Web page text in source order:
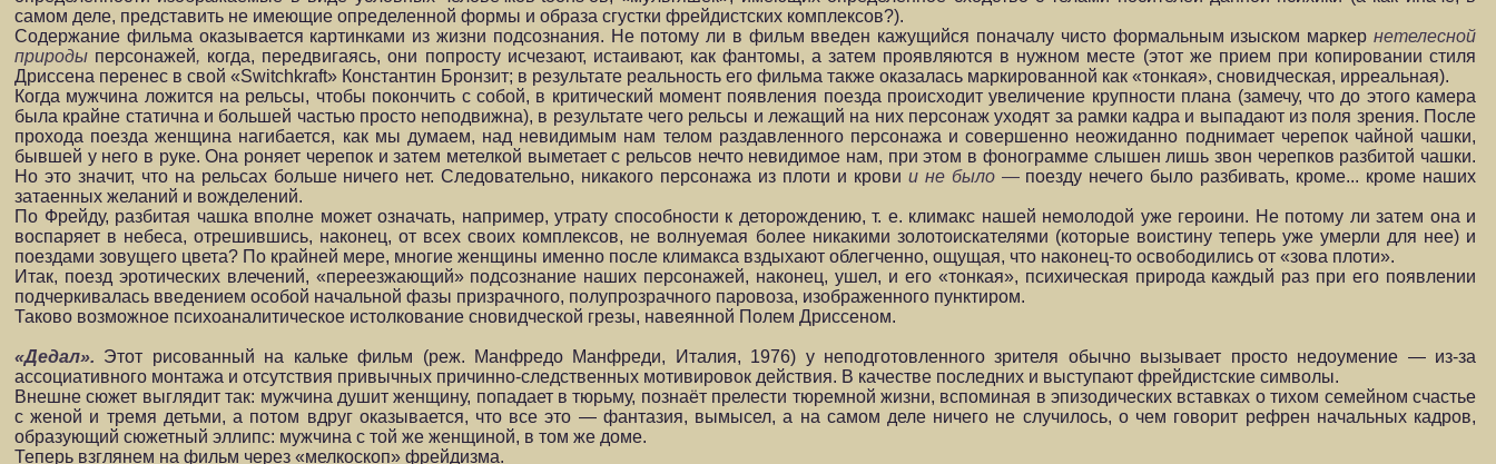
самом деле, представить не имеющие определенной формы и образа сгустки фрейдистских комплексов?).
Содержание фильма оказывается картинками из жизни подсознания. Не потому ли в фильм введен кажущийся поначалу чисто формальным изыском маркер нетелесной
природы персонажей, когда, передвигаясь, они попросту исчезают, истаивают, как фантомы, а затем проявляются в нужном месте (этот же прием при копировании стиля
Дриссена перенес в свой «Switchkraft» Константин Бронзит; в результате реальность его фильма также оказалась маркированной как «тонкая», сновидческая, ирреальная).
Когда мужчина ложится на рельсы, чтобы покончить с собой, в критический момент появления поезда происходит увеличение крупности плана (замечу, что до этого камера
была крайне статична и большей частью просто неподвижна), в результате чего рельсы и лежащий на них персонаж уходят за рамки кадра и выпадают из поля зрения. После
прохода поезда женщина нагибается, как мы думаем, над невидимым нам телом раздавленного персонажа и совершенно неожиданно поднимает черепок чайной чашки,
бывшей у него в руке. Она роняет черепок и затем метелкой выметает с рельсов нечто невидимое нам, при этом в фонограмме слышен лишь звон черепков разбитой чашки.
Но это значит, что на рельсах больше ничего нет. Следовательно, никакого персонажа из плоти и крови и не было — поезду нечего было разбивать, кроме... кроме наших
затаенных желаний и вожделений.
По Фрейду, разбитая чашка вполне может означать, например, утрату способности к деторождению, т. е. климакс нашей немолодой уже героини. Не потому ли затем она и
воспаряет в небеса, отрешившись, наконец, от всех своих комплексов, не волнуемая более никакими золотоискателями (которые воистину теперь уже умерли для нее) и
поездами зовущего цвета? По крайней мере, многие женщины именно после климакса вздыхают облегченно, ощущая, что наконец-то освободились от «зова плоти».
Итак, поезд эротических влечений, «переезжающий» подсознание наших персонажей, наконец, ушел, и его «тонкая», психическая природа каждый раз при его появлении
подчеркивалась введением особой начальной фазы призрачного, полупрозрачного паровоза, изображенного пунктиром.
Таково возможное психоаналитическое истолкование сновидческой грезы, навеянной Полем Дриссеном.
«Дедал». Этот рисованный на кальке фильм (реж. Манфредо Манфреди, Италия, 1976) у неподготовленного зрителя обычно вызывает просто недоумение — из-за
ассоциативного монтажа и отсутствия привычных причинно-следственных мотивировок действия. В качестве последних и выступают фрейдистские символы.
Внешне сюжет выглядит так: мужчина душит женщину, попадает в тюрьму, познаёт прелести тюремной жизни, вспоминая в эпизодических вставках о тихом семейном счастье
с женой и тремя детьми, а потом вдруг оказывается, что все это — фантазия, вымысел, а на самом деле ничего не случилось, о чем говорит рефрен начальных кадров,
образующий сюжетный эллипс: мужчина с той же женщиной, в том же доме.
Теперь взглянем на фильм через «мелкоскоп» фрейдизма.